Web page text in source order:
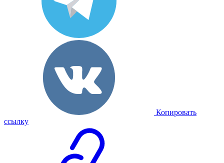
Копировать
ссылку